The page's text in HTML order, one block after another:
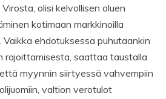
olisi kelvollisen oluen
kotimaan markkinoilla
ehdotuksessa puhutaankin
rajoittamisesta, saattaa taustalla
myynnin siirtyessä vahvempiin
valtion verotulot